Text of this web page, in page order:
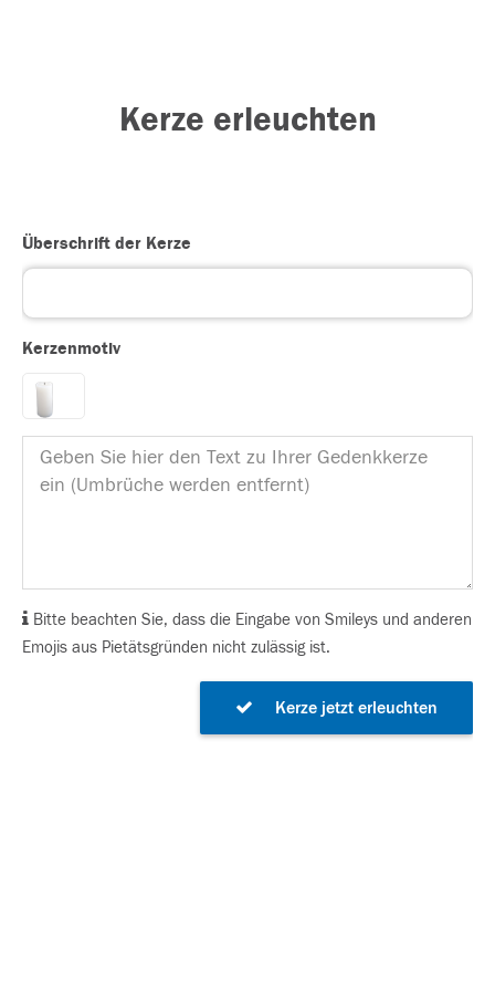
Kerze erleuchten
Überschrift der Kerze
Kerzenmotiv
Bitte beachten Sie, dass die Eingabe von Smileys und anderen
Emojis aus Pietätsgründen nicht zulässig ist.
Kerze jetzt erleuchten